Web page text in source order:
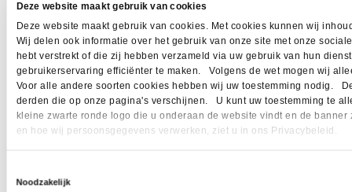
Deze website maakt gebruik van cookies
Deze website maakt gebruik van cookies. Met cookies kunnen wij
Wij delen ook informatie over het gebruik van onze site met onze
hebt verstrekt of die zij hebben verzameld via uw gebruik van hun
gebruikerservaring efficiënter te maken. Volgens de wet mogen wij
Voor alle andere soorten cookies hebben wij uw toestemming nodig.
derden die op onze pagina's verschijnen. U kunt uw toestemming te
kleine zwarte ronde logo die u onderaan de website vindt en de
en hoe wij persoonsgegevens verwerken, ziet u in ons Privacybeleid.
Noodzakelijk